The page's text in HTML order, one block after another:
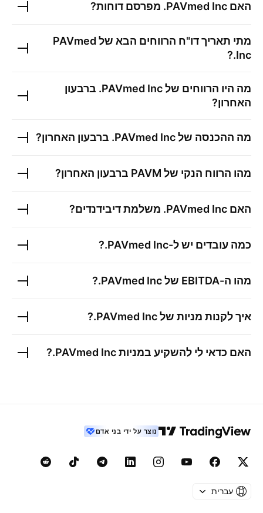
האם PAVmed Inc. מפרסם דוחות?
מתי תאריך דו"ח הרווחים הבא של PAVmed
Inc.
?
מה היו הרווחים שלPAVmed Inc. ברבעון
האחרון?
מה ההכנסה שלPAVmed Inc. ברבעון האחרון?
מהו הרווח הנקי של PAVM ברבעון האחרון?
האם PAVmed Inc. משלמת דיבידנדים?
כמה עובדים יש ל-PAVmed Inc.
?
מהו ה-EBITDA של PAVmed Inc.
?
איך לקנות מניות שלPAVmed Inc.
?
האם כדאי לי להשקיע במניותPAVmed Inc.
?
נוצר על ידי בני אדם
עברית